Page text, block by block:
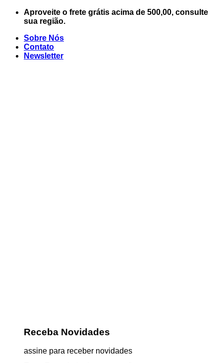
Skip
Aproveite o frete grátis acima de 500,00, consulte
sua região.
Sobre Nós
Contato
Newsletter
Receba Novidades
assine para receber novidades